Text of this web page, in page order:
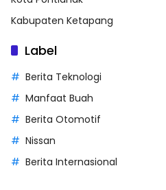
Kabupaten Ketapang
Label
Berita Teknologi
Manfaat Buah
Berita Otomotif
Nissan
Berita Internasional